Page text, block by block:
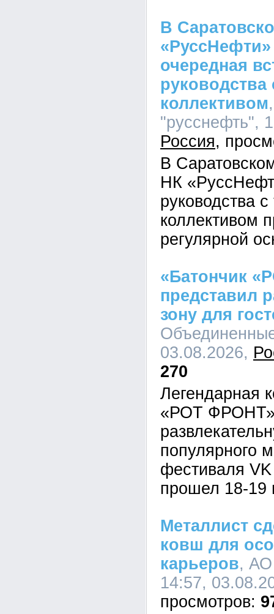
В
очередная
коллективом
"русснефть",
Россия
В
НК
руководства
коллективом
регулярной
«Батончик
представил
зону для
03.08.2026,
270
Легендарная
«РОТ ФРОНТ»
популярного
фестиваля
прошел 18-19
Металлист
ковш для
карьеров, АО
14:57,